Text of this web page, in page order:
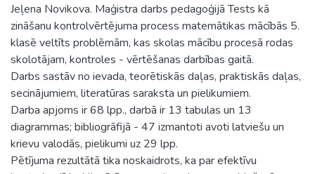
Jeļena Novikova. Maģistra darbs pedagoģijā Tests kā
zināšanu kontrolvērtējuma process matemātikas mācībās 5.
klasē veltīts problēmām, kas skolas mācību procesā rodas
skolotājam, kontroles - vērtēšanas darbības gaitā.
Darbs sastāv no ievada, teorētiskās daļas, praktiskās daļas,
secinājumiem, literatūras saraksta un pielikumiem.
Darba apjoms ir 68 lpp., darbā ir 13 tabulas un 13
diagrammas; bibliogrāfijā - 47 izmantoti avoti latviešu un
krievu valodās, pielikumi uz 29 lpp.
Pētījuma rezultātā tika noskaidrots, ka par efektīvu